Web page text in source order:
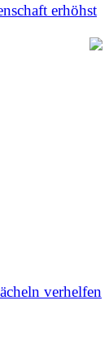
erhöhst
verhelfen